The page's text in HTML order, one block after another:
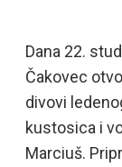
Dana 22.
Čakovec
divovi
kustosica i
Marciuš.